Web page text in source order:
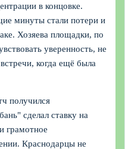
в концовке.
минуты стали потери и
Хозяева площадки, по
уверенность, не
когда ещё была
получился
сделал ставку на
грамотное
Краснодарцы не